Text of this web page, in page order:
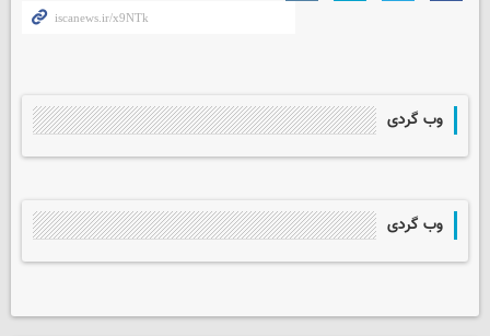
وب گردی
وب گردی